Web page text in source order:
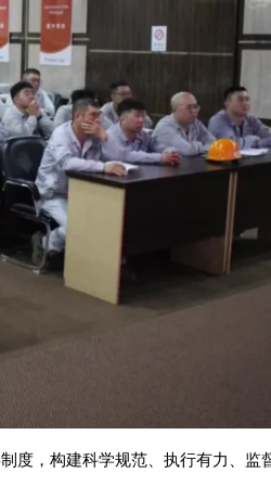
度，构建科学规范、执行有力、监